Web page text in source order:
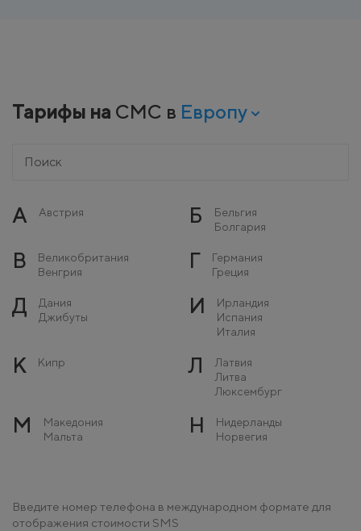
Тарифы на СМС в Европу
А Австрия Б
Бельгия
Болгария
В
Великобритания
Венгрия
Г
Германия
Греция
Д
Дания
Джибуты
И
Ирландия
Испания
Италия
К Кипр Л
Латвия
Литва
Люксембург
М
Македония
Мальта
Н
Нидерланды
Норвегия
О П
Португалия
Введите номер телефона в международном формате для
отображения стоимости SMS